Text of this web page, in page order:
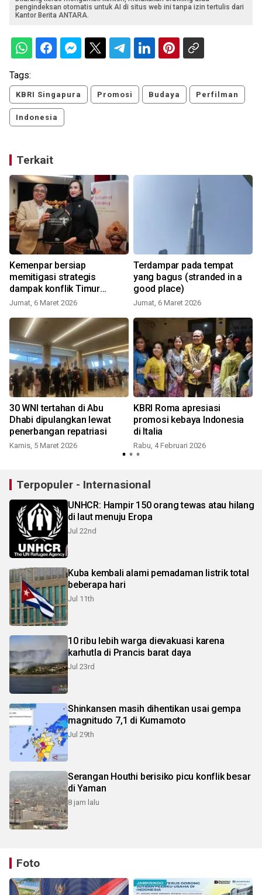
pengindeksan otomatis untuk AI di situs web ini tanpa izin tertulis dari
Kantor Berita ANTARA.
Tags:
KBRI Singapura Promosi Budaya Perfilman
Indonesia
Terkait
Kemenpar bersiap
memitigasi strategis
dampak konflik Timur
Tengah
Jumat, 6 Maret 2026
Terdampar pada tempat
yang bagus (stranded in a
good place)
Jumat, 6 Maret 2026
30 WNI tertahan di Abu
Dhabi dipulangkan lewat
penerbangan repatriasi
Kamis, 5 Maret 2026
KBRI Roma apresiasi
promosi kebaya Indonesia
di Italia
Rabu, 4 Februari 2026
Terpopuler - Internasional
UNHCR: Hampir 150 orang tewas atau hilang
di laut menuju Eropa
Jul 22nd
Kuba kembali alami pemadaman listrik total
beberapa hari
Jul 11th
10 ribu lebih warga dievakuasi karena
karhutla di Prancis barat daya
Jul 23rd
Shinkansen masih dihentikan usai gempa
magnitudo 7,1 di Kumamoto
Jul 29th
Serangan Houthi berisiko picu konflik besar
di Yaman
8 jam lalu
Foto